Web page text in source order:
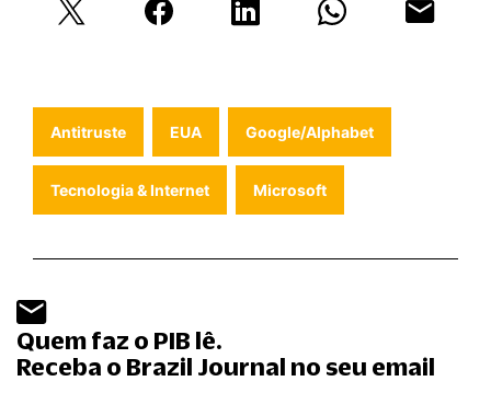
Antitruste EUA Google/Alphabet
Tecnologia & Internet Microsoft
Quem faz o PIB lê.
Receba o Brazil Journal no seu email